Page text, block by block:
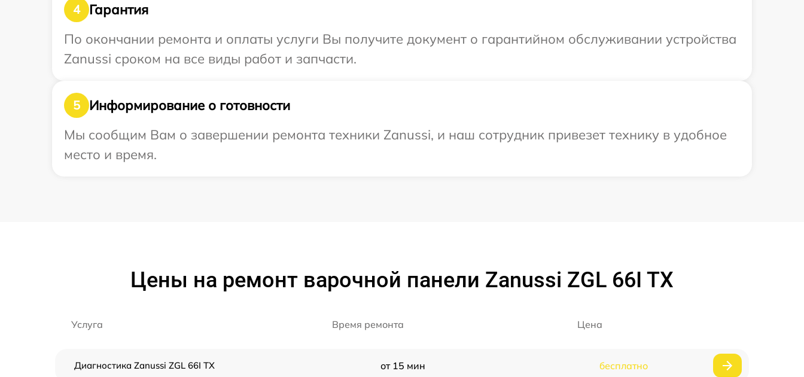
4
Гарантия
По окончании ремонта и оплаты услуги Вы получите документ о гарантийном обслуживании устройства
Zanussi сроком на все виды работ и запчасти.
5
Информирование о готовности
Мы сообщим Вам о завершении ремонта техники Zanussi, и наш сотрудник привезет технику в удобное
место и время.
Цены на ремонт варочной панели Zanussi ZGL 66I TX
Услуга Время ремонта Цена
Диагностика Zanussi ZGL 66I TX от 15 мин бесплатно